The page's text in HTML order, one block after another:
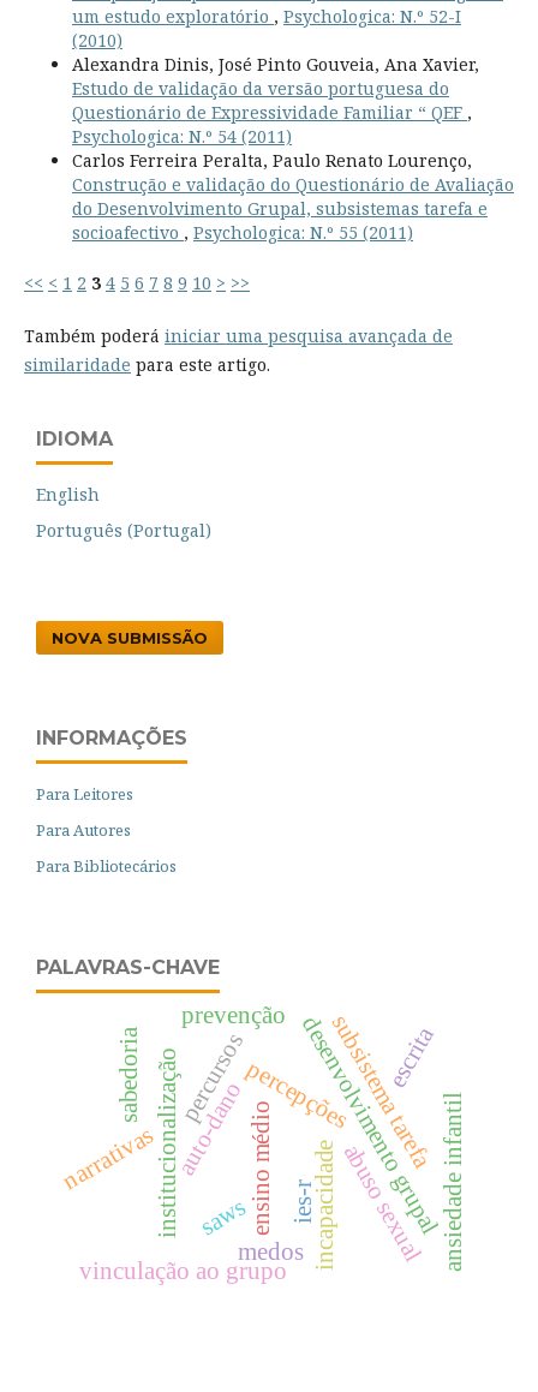
um estudo exploratório , Psychologica: N.º 52-I
(2010)
Alexandra Dinis, José Pinto Gouveia, Ana Xavier,
Estudo de validação da versão portuguesa do
Questionário de Expressividade Familiar “ QEF ,
Psychologica: N.º 54 (2011)
Carlos Ferreira Peralta, Paulo Renato Lourenço,
Construção e validação do Questionário de Avaliação
do Desenvolvimento Grupal, subsistemas tarefa e
socioafectivo , Psychologica: N.º 55 (2011)
<< < 1 2 3 4 5 6 7 8 9 10 > >>
Também poderá iniciar uma pesquisa avançada de
similaridade para este artigo.
IDIOMA
English
Português (Portugal)
NOVA SUBMISSÃO
INFORMAÇÕES
Para Leitores
Para Autores
Para Bibliotecários
PALAVRAS-CHAVE
ensino médio
auto-dano
institucionalizaçãopercursospercepções
narrativas desenvolvimento grupal
subsistema tarefa
sabedoria
saws incapacidade ansiedade infantil
escrita
medos
vinculação ao grupo
ies-r
prevenção
abuso sexual